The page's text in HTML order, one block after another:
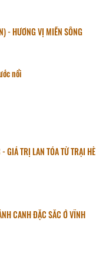
- HƯƠNG VỊ MIỀN SÔNG
nổi
GIÁ TRỊ LAN TỎA TỪ TRẠI HÈ
CANH ĐẶC SẮC Ở VĨNH